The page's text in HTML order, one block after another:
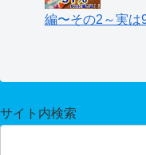
編〜その2～実は
サイト内検索